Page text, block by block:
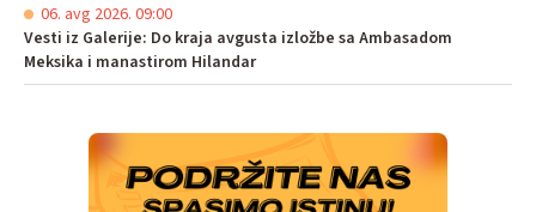
06. avg 2026. 09:00
Vesti iz Galerije: Do kraja avgusta izložbe sa Ambasadom
Meksika i manastirom Hilandar